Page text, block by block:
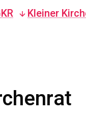
Kleiner